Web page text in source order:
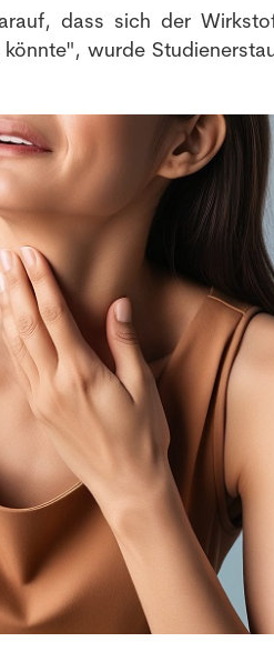
dass sich der
wurde
Newsletter